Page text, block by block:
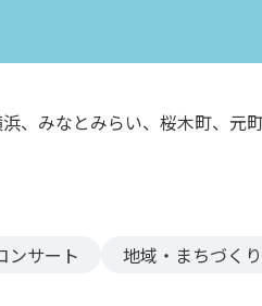
、みなとみらい、桜木町、元
ンサート 地域・まちづくり